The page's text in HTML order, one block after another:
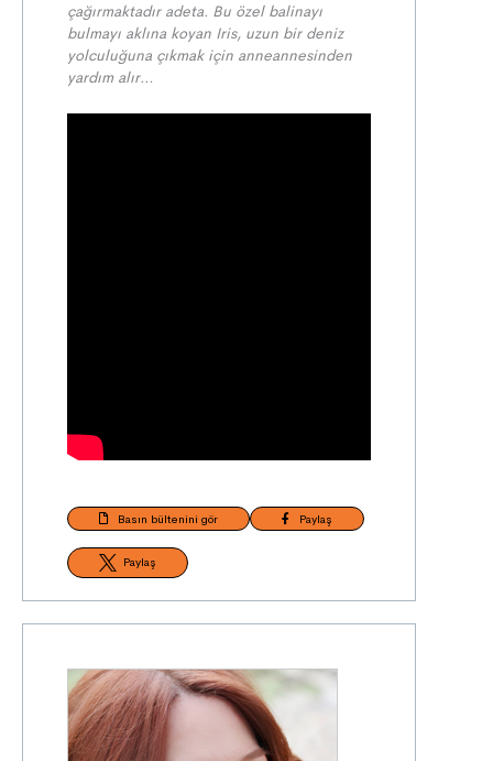
çağırmaktadır adeta. Bu özel balinayı
bulmayı aklına koyan Iris, uzun bir deniz
yolculuğuna çıkmak için anneannesinden
yardım alır…
Basın bültenini gör Paylaş
Paylaş